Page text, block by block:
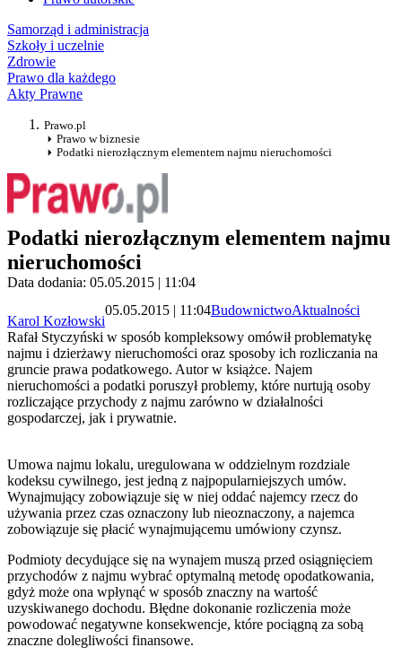
Samorząd i administracja
Szkoły i uczelnie
Zdrowie
Prawo dla każdego
Akty Prawne
Prawo.pl
Prawo w biznesie
Podatki nierozłącznym elementem najmu nieruchomości
Podatki nierozłącznym elementem najmu
nieruchomości
Data dodania: 05.05.2015 | 11:04
Karol Kozłowski
05.05.2015 | 11:04BudownictwoAktualności
Rafał Styczyński w sposób kompleksowy omówił problematykę
najmu i dzierżawy nieruchomości oraz sposoby ich rozliczania na
gruncie prawa podatkowego. Autor w książce. Najem
nieruchomości a podatki poruszył problemy, które nurtują osoby
rozliczające przychody z najmu zarówno w działalności
gospodarczej, jak i prywatnie.
Umowa najmu lokalu, uregulowana w oddzielnym rozdziale
kodeksu cywilnego, jest jedną z najpopularniejszych umów.
Wynajmujący zobowiązuje się w niej oddać najemcy rzecz do
używania przez czas oznaczony lub nieoznaczony, a najemca
zobowiązuje się płacić wynajmującemu umówiony czynsz.
Podmioty decydujące się na wynajem muszą przed osiągnięciem
przychodów z najmu wybrać optymalną metodę opodatkowania,
gdyż może ona wpłynąć w sposób znaczny na wartość
uzyskiwanego dochodu. Błędne dokonanie rozliczenia może
powodować negatywne konsekwencje, które pociągną za sobą
znaczne dolegliwości finansowe.